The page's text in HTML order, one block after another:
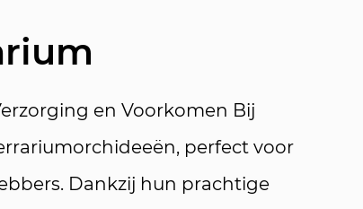
en Voorkomen Bij
perfect voor
Dankzij hun prachtige